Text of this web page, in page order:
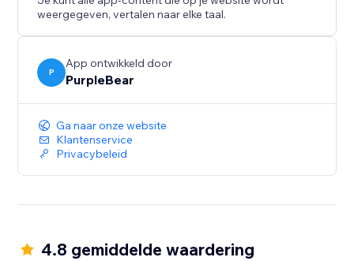
De app is mobiel responsief, eenvoudig in te stellen,
maak videogalerijen, en toon YouTube inhoud direct
op je website met een aanpasbare YouTube speler.
weergegeven, vertalen naar elke taal.
P
App ontwikkeld door
PurpleBear
Ga naar onze website
Klantenservice
Privacybeleid
4.8 gemiddelde waardering